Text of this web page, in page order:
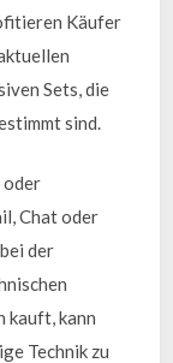
Käufer
Sets, die
sind.
oder
Chat oder
der
kauft, kann
Technik zu